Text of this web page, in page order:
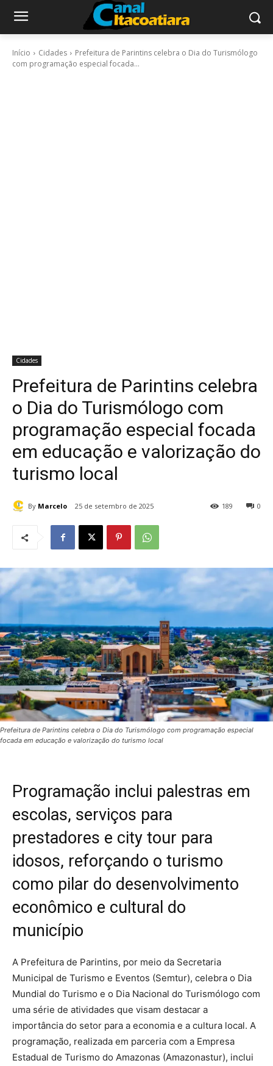
Início Cidades
Prefeitura de Parintins celebra o Dia do Turismólogo
com programação especial focada...
Cidades
Prefeitura de Parintins celebra
o Dia do Turismólogo com
programação especial focada
em educação e valorização do
turismo local
By Marcelo 25 de setembro de 2025 0
189
Prefeitura de Parintins celebra o Dia do Turismólogo com programação especial
focada em educação e valorização do turismo local
Programação inclui palestras em
escolas, serviços para
prestadores e city tour para
idosos, reforçando o turismo
como pilar do desenvolvimento
econômico e cultural do
município
A Prefeitura de Parintins, por meio da Secretaria
Municipal de Turismo e Eventos (Semtur), celebra o Dia
Mundial do Turismo e o Dia Nacional do Turismólogo com
uma série de atividades que visam destacar a
importância do setor para a economia e a cultura local. A
programação, realizada em parceria com a Empresa
Estadual de Turismo do Amazonas (Amazonastur), inclui